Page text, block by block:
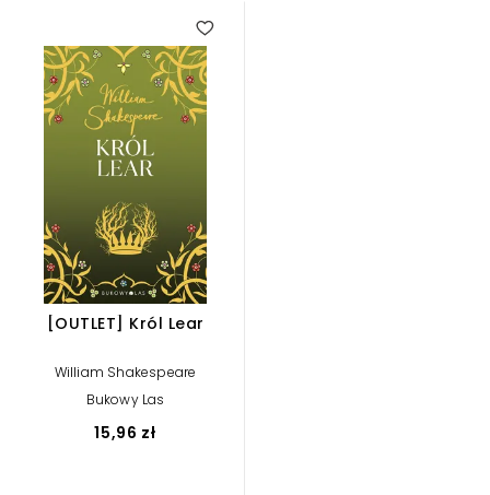
[OUTLET] Król Lear
William Shakespeare
Bukowy Las
15,96 zł